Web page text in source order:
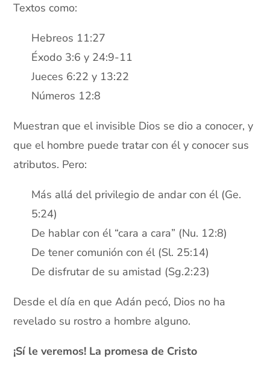
Textos como:
Hebreos 11:27
Éxodo 3:6 y 24:9-11
Jueces 6:22 y 13:22
Números 12:8
Muestran que el invisible Dios se dio a conocer, y
que el hombre puede tratar con él y conocer sus
atributos. Pero:
Más allá del privilegio de andar con él (Ge.
5:24)
De hablar con él “cara a cara” (Nu. 12:8)
De tener comunión con él (Sl. 25:14)
De disfrutar de su amistad (Sg.2:23)
Desde el día en que Adán pecó, Dios no ha
revelado su rostro a hombre alguno.
¡Sí le veremos! La promesa de Cristo